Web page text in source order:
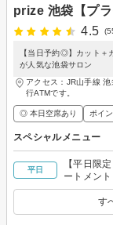
prize 池袋【プ
4.5
【当日予約◎】カット
が人気な池袋サロン
アクセス：JR山手線
行ATMです。
◎ 本日空席あり ポイ
スペシャルメニュー
平日
【平日限
ートメン
す